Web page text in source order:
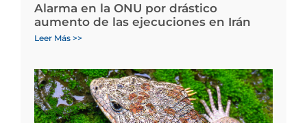
Alarma en la ONU por drástico
aumento de las ejecuciones en Irán
Leer Más >>